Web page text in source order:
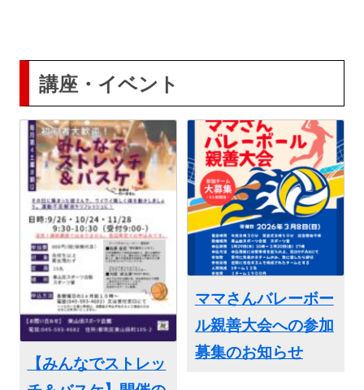
講座・イベント
【みんなでストレッ
ママさんバレーボー
ル親善大会への参加
募集のお知らせ